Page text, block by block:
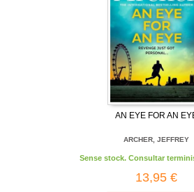
AN EYE FOR AN
ARCHER, JEFFREY
Sense stock. Consultar
13,95 €